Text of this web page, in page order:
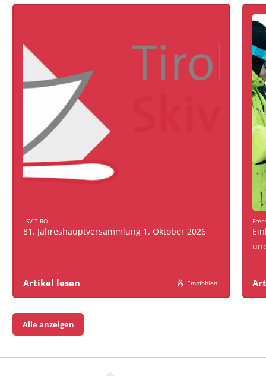
LSV TIROL
81. Jahreshauptversammlung 1. Oktober 2026
Artikel lesen Empfohlen
Alle anzeigen